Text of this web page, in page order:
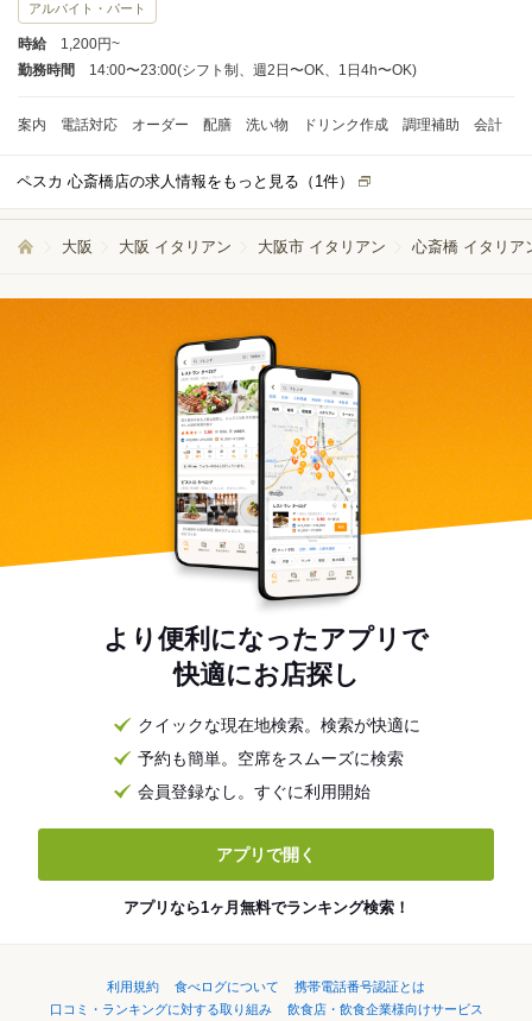
アルバイト・パート
時給
1,200円~
勤務時間
14:00〜23:00(シフト制、週2日〜OK、1日4h〜OK)
案内 電話対応 オーダー 配膳 洗い物 ドリンク作成 調理補助 会計
ペスカ 心斎橋店の求人情報をもっと見る（ 1件）
大阪 大阪 イタリアン 大阪市 イタリアン 心斎橋 イタリア
より便利になったアプリで
快適にお店探し
クイックな現在地検索。検索が快適に
予約も簡単。空席をスムーズに検索
会員登録なし。すぐに利用開始
アプリで開く
アプリなら1ヶ月無料でランキング検索！
利用規約 食べログについて
携帯電話番号認証とは
口コミ・ランキングに対する取り組み
飲食店・飲食企業様向けサービス